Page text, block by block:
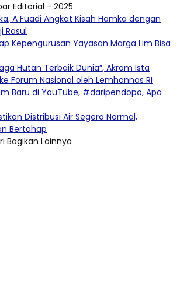
Editorial - 2025
A Fuadi Angkat Kisah Hamka dengan
Rasul
Kepengurusan Yayasan Marga Lim Bisa
Hutan Terbaik Dunia”, Akram Ista
Forum Nasional oleh Lemhannas RI
Baru di YouTube, #daripendopo, Apa
Distribusi Air Segera Normal,
Bertahap
Bagikan Lainnya